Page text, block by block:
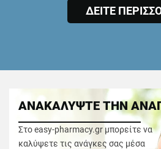
ΔΕΙΤΕ
ΑΝΑΚΑΛΥΨΤΕ ΤΗΝ
Στο easy-pharmacy.gr μπορείτε να
καλύψετε τις ανάγκες σας μέσα